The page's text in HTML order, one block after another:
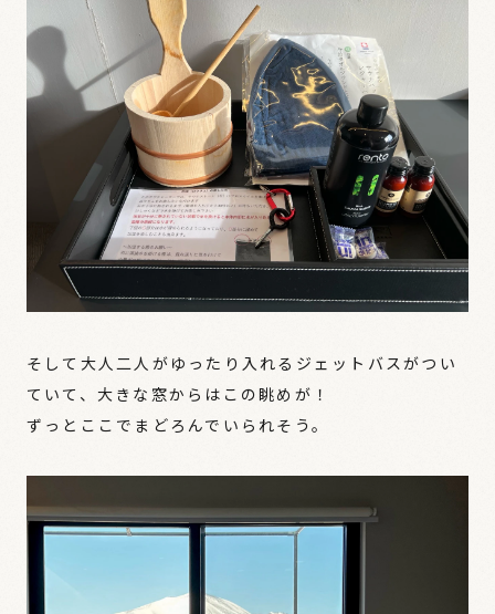
そして大人二人がゆったり入れるジェットバスがつい
ていて、大きな窓からはこの眺めが！
ずっとここでまどろんでいられそう。